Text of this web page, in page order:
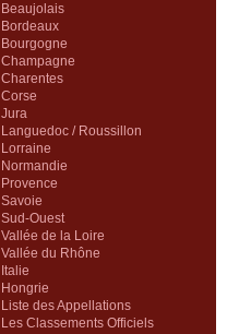
Beaujolais
Bordeaux
Bourgogne
Champagne
Charentes
Corse
Jura
Languedoc / Roussillon
Lorraine
Normandie
Provence
Savoie
Sud-Ouest
Vallée de la Loire
Vallée du Rhône
Italie
Hongrie
Liste des Appellations
Les Classements Officiels